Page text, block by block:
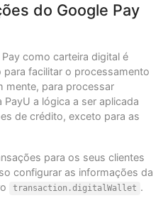
do Google Pay
como carteira digital é
facilitar o processamento
mente, para processar
a lógica a ser aplicada
de crédito, exceto para as
para os seus clientes
configurar as informações da
transaction.digitalWallet .